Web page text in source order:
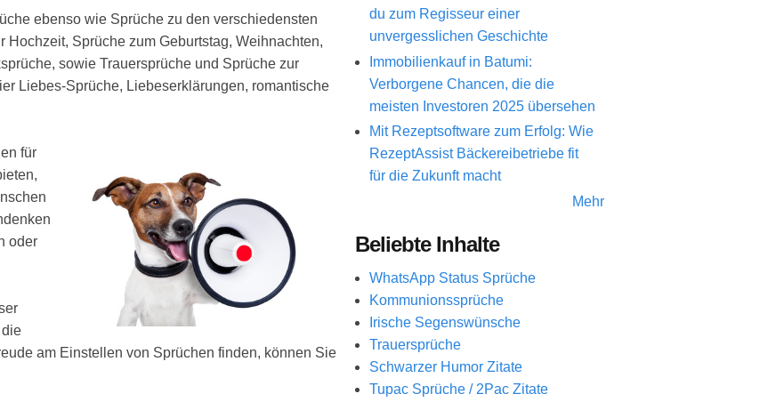
ebenso wie Sprüche zu den verschiedensten
Sprüche zum Geburtstag, Weihnachten,
sowie Trauersprüche und Sprüche zur
Liebes-Sprüche, Liebeserklärungen, romantische
für
oder
am Einstellen von Sprüchen finden, können Sie
du zum Regisseur einer
unvergesslichen Geschichte
Immobilienkauf in Batumi:
Verborgene Chancen, die die
meisten Investoren 2025 übersehen
Mit Rezeptsoftware zum Erfolg: Wie
RezeptAssist Bäckereibetriebe fit
für die Zukunft macht
Mehr
Beliebte Inhalte
WhatsApp Status Sprüche
Kommunionssprüche
Irische Segenswünsche
Trauersprüche
Schwarzer Humor Zitate
Tupac Sprüche / 2Pac Zitate